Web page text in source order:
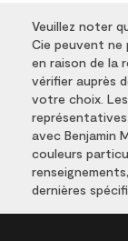
Veuillez noter
Cie peuvent
en raison de la
vérifier auprès
votre choix.
représentatives
avec Benjamin
couleurs
dernières